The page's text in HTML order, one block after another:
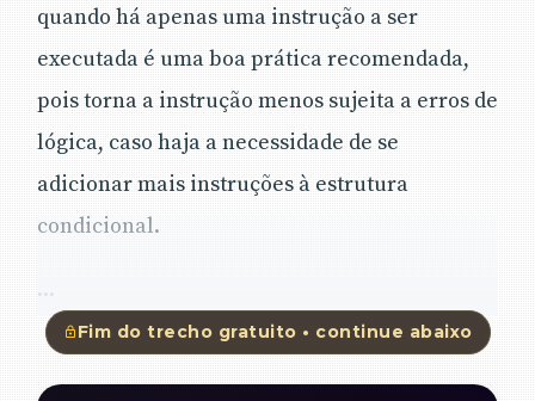
quando há apenas uma instrução a ser
executada é uma boa prática recomendada,
pois torna a instrução menos sujeita a erros de
lógica, caso haja a necessidade de se
adicionar mais instruções à estrutura
condicional.
...
Fim do trecho gratuito • continue abaixo